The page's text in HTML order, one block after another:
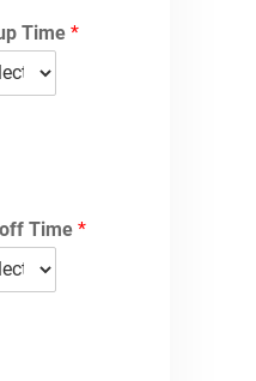
Time *
Time *